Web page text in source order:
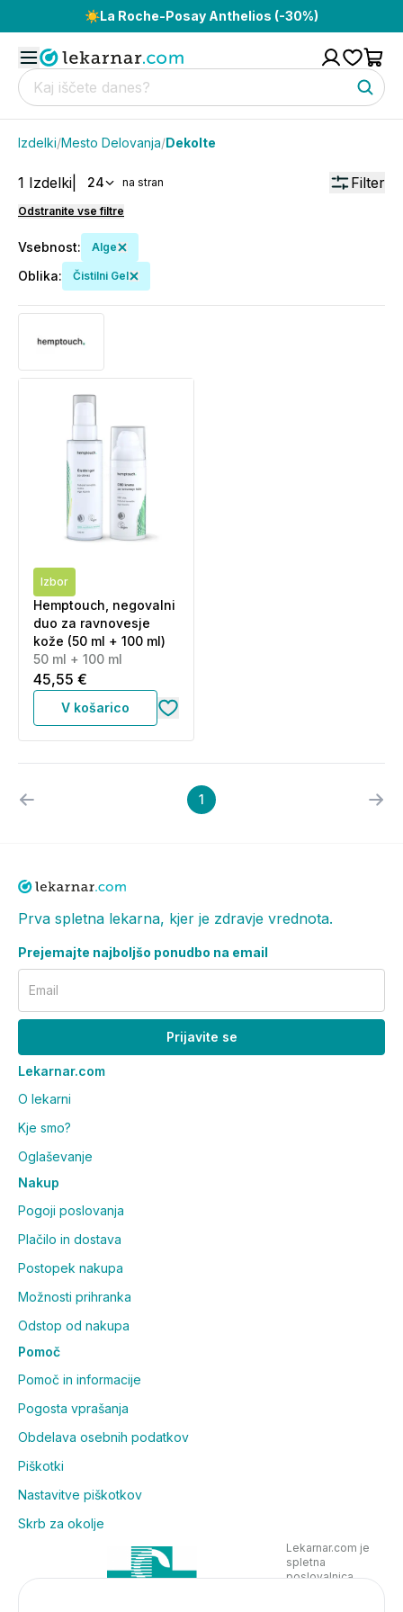
☀️La Roche-Posay Anthelios (-30%)
Izdelki/Mesto Delovanja/Dekolte
1 Izdelki 24 na stran Filter
Odstranite vse filtre
Vsebnost: Alge
Oblika: Čistilni Gel
Izbor
Hemptouch, negovalni
duo za ravnovesje
kože (50 ml + 100 ml)
50 ml + 100 ml
45,55 €
V košarico
1
Prva spletna lekarna, kjer je zdravje vrednota.
Prejemajte najboljšo ponudbo na email
Email
Prijavite se
Lekarnar.com
O lekarni
Kje smo?
Oglaševanje
Nakup
Pogoji poslovanja
Plačilo in dostava
Postopek nakupa
Možnosti prihranka
Odstop od nakupa
Pomoč
Pomoč in informacije
Pogosta vprašanja
Obdelava osebnih podatkov
Piškotki
Nastavitve piškotkov
Skrb za okolje
Lekarnar.com je
spletna
poslovalnica